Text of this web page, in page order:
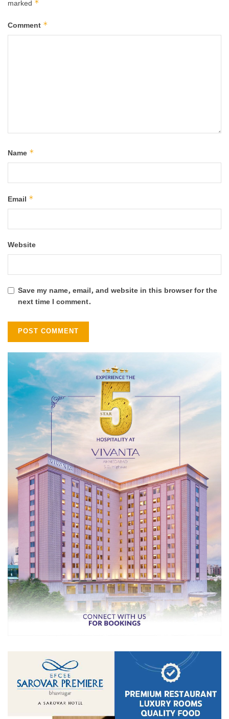
marked *
Comment *
Name *
Email *
Website
Save my name, email, and website in this browser for the
next time I comment.